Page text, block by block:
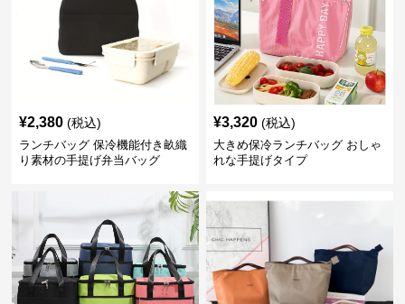
¥2,380 (税込)
ランチバッグ 保冷機能付き畝織
り素材の手提げ弁当バッグ
¥3,320 (税込)
大きめ保冷ランチバッグ おしゃ
れな手提げタイプ